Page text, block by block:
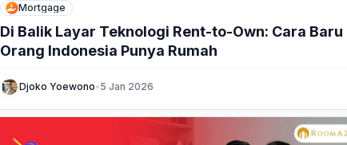
Mortgage
Di Balik Layar Teknologi Rent-to-Own: Cara Baru
Orang Indonesia Punya Rumah
Djoko Yoewono•5 Jan 2026